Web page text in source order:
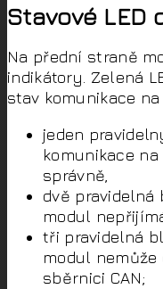
Stavové LED
Na přední straně
indikátory. Zelená
stav komunikace na
jeden
komunikace
správně,
dvě pravidelná
modul
tři pravidelná
modul
sběrnici CAN;